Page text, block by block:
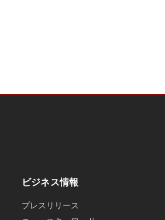
ビジネス情報
プレスリリース